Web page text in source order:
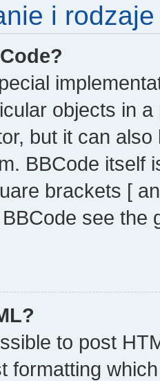
i
objects in
but it can
BBCode itself
brackets [
see
to post
formatting